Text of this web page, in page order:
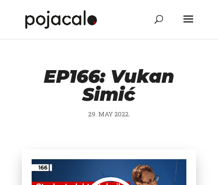
EP166: Vukan
Simić
29. MAY 2022.